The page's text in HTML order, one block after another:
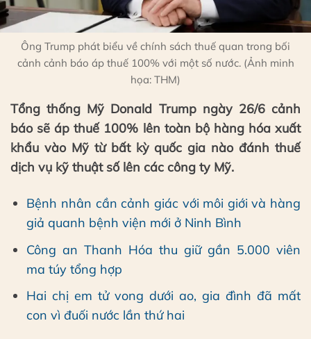
Ông Trump phát biểu về chính sách thuế quan trong bối
cảnh cảnh báo áp thuế 100% với một số nước. (Ảnh minh
họa: THM)
Tổng thống Mỹ Donald Trump ngày 26/6 cảnh
báo sẽ áp thuế 100% lên toàn bộ hàng hóa xuất
khẩu vào Mỹ từ bất kỳ quốc gia nào đánh thuế
dịch vụ kỹ thuật số lên các công ty Mỹ.
Bệnh nhân cần cảnh giác với môi giới và hàng
giả quanh bệnh viện mới ở Ninh Bình
Công an Thanh Hóa thu giữ gần 5.000 viên
ma túy tổng hợp
Hai chị em tử vong dưới ao, gia đình đã mất
con vì đuối nước lần thứ hai